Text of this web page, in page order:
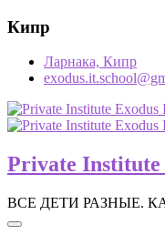
Skip
content
Кипр
Ларнака, Кипр
Private
ВСЕ ДЕТИ РАЗНЫЕ.